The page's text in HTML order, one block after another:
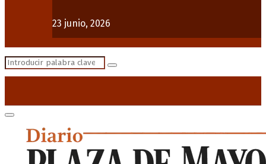
23 junio, 2026
Search
Search
Primary
Menu